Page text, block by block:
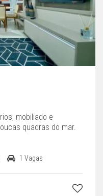
mobiliado e
quadras do mar.
1 Vagas